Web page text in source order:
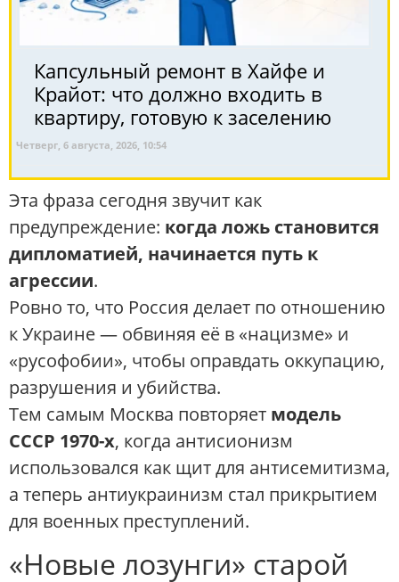
Капсульный ремонт в Хайфе и
Крайот: что должно входить в
квартиру, готовую к заселению
Четверг, 6 августа, 2026, 10:54
Эта фраза сегодня звучит как
предупреждение: когда ложь становится
дипломатией, начинается путь к
агрессии.
Ровно то, что Россия делает по отношению
к Украине — обвиняя её в «нацизме» и
«русофобии», чтобы оправдать оккупацию,
разрушения и убийства.
Тем самым Москва повторяет модель
СССР 1970-х, когда антисионизм
использовался как щит для антисемитизма,
а теперь антиукраинизм стал прикрытием
для военных преступлений.
«Новые лозунги» старой